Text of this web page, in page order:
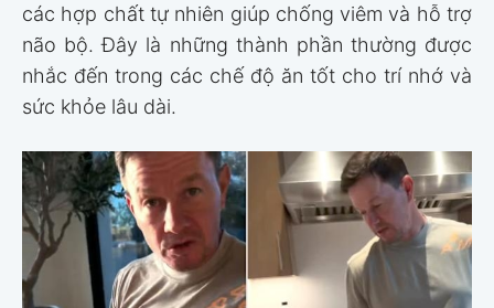
các hợp chất tự nhiên giúp chống viêm và hỗ trợ
não bộ. Đây là những thành phần thường được
nhắc đến trong các chế độ ăn tốt cho trí nhớ và
sức khỏe lâu dài.